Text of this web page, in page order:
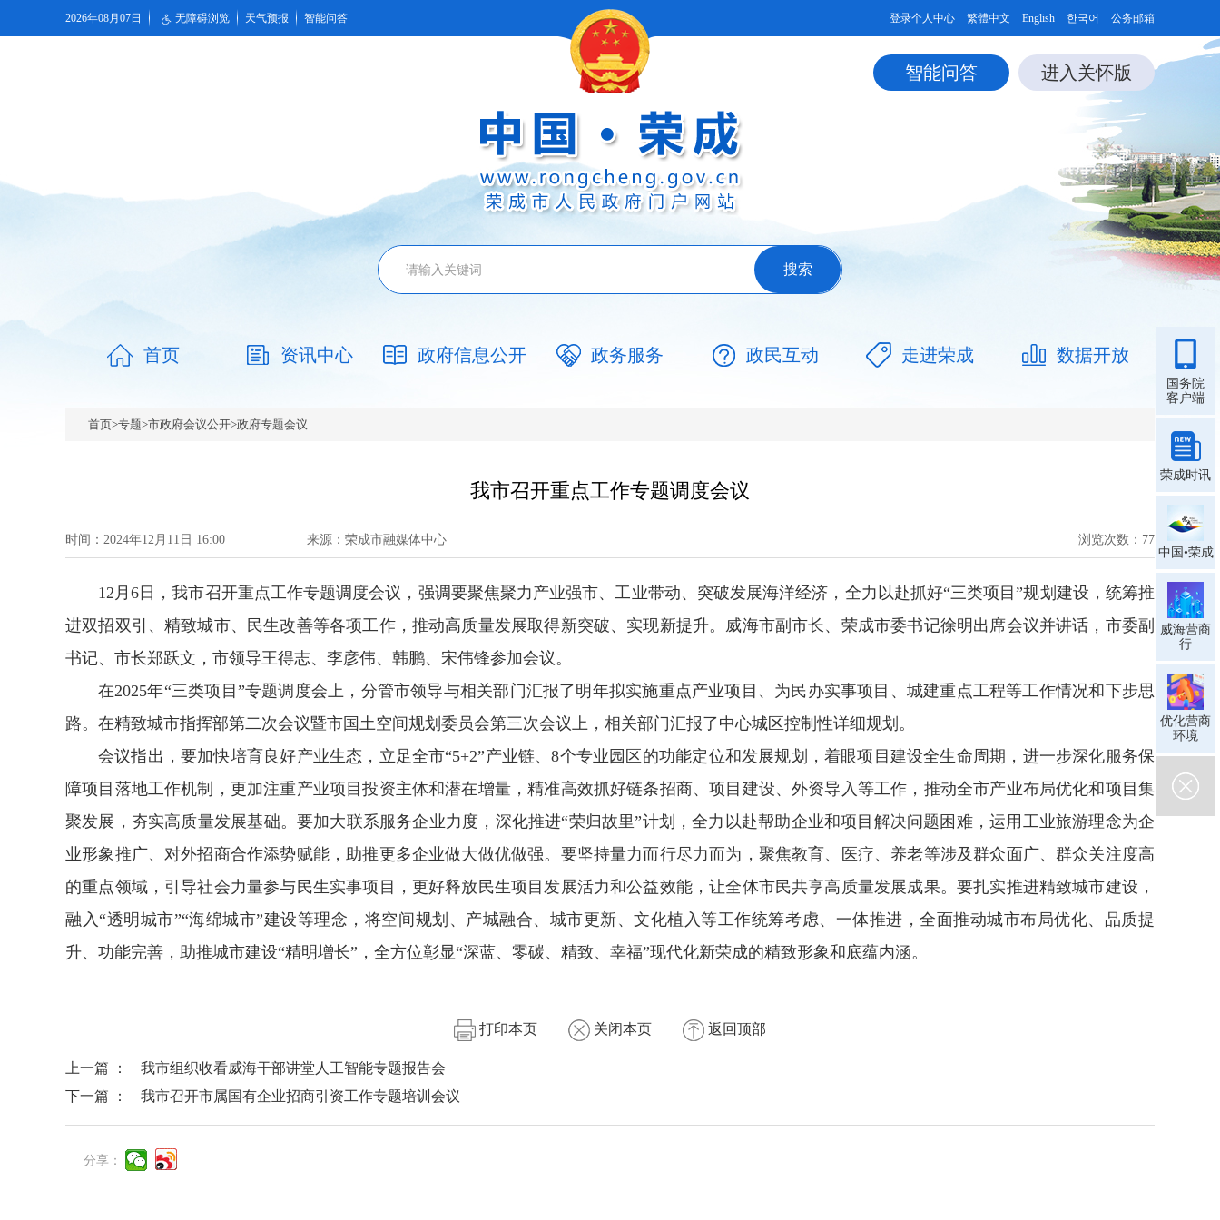
2026年08月07日 无障碍浏览 天气预报 智能问答 登录个人中心 繁體中文 English 한국어 公务邮箱
智能问答 进入关怀版
首页 资讯中心 政府信息公开 政务服务 政民互动 走进荣成 数据开放
国务院
客户端
荣成时讯
中国•荣成
威海营商
行
优化营商
环境
首页>专题>市政府会议公开>政府专题会议
我市召开重点工作专题调度会议
时间：2024年12月11日 16:00 来源： 荣成市融媒体中心 浏览次数： 77
12月6日，我市召开重点工作专题调度会议，强调要聚焦聚力产业强市、工业带动、突破发展海洋经济，全力以赴抓好“三类项目”规划建设，统筹推
进双招双引、精致城市、民生改善等各项工作，推动高质量发展取得新突破、实现新提升。威海市副市长、荣成市委书记徐明出席会议并讲话，市委副
书记、市长郑跃文，市领导王得志、李彦伟、韩鹏、宋伟锋参加会议。
在2025年“三类项目”专题调度会上，分管市领导与相关部门汇报了明年拟实施重点产业项目、为民办实事项目、城建重点工程等工作情况和下步思
路。在精致城市指挥部第二次会议暨市国土空间规划委员会第三次会议上，相关部门汇报了中心城区控制性详细规划。
会议指出，要加快培育良好产业生态，立足全市“5+2”产业链、8个专业园区的功能定位和发展规划，着眼项目建设全生命周期，进一步深化服务保
障项目落地工作机制，更加注重产业项目投资主体和潜在增量，精准高效抓好链条招商、项目建设、外资导入等工作，推动全市产业布局优化和项目集
聚发展，夯实高质量发展基础。要加大联系服务企业力度，深化推进“荣归故里”计划，全力以赴帮助企业和项目解决问题困难，运用工业旅游理念为企
业形象推广、对外招商合作添势赋能，助推更多企业做大做优做强。要坚持量力而行尽力而为，聚焦教育、医疗、养老等涉及群众面广、群众关注度高
的重点领域，引导社会力量参与民生实事项目，更好释放民生项目发展活力和公益效能，让全体市民共享高质量发展成果。要扎实推进精致城市建设，
融入“透明城市”“海绵城市”建设等理念，将空间规划、产城融合、城市更新、文化植入等工作统筹考虑、一体推进，全面推动城市布局优化、品质提
升、功能完善，助推城市建设“精明增长”，全方位彰显“深蓝、零碳、精致、幸福”现代化新荣成的精致形象和底蕴内涵。
打印本页 关闭本页 返回顶部
上一篇 ：
我市组织收看威海干部讲堂人工智能专题报告会
下一篇 ：
我市召开市属国有企业招商引资工作专题培训会议
分享：